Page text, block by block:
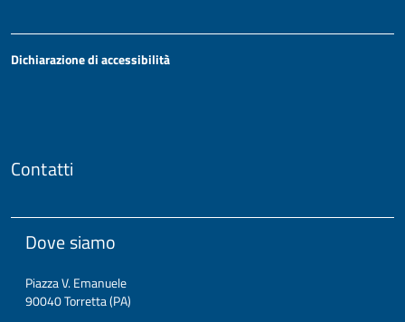
Dichiarazione di accessibilità
Contatti
Dove siamo
Piazza V. Emanuele
90040 Torretta (PA)